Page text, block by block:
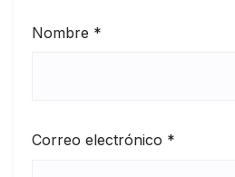
Nombre *
Correo electrónico *